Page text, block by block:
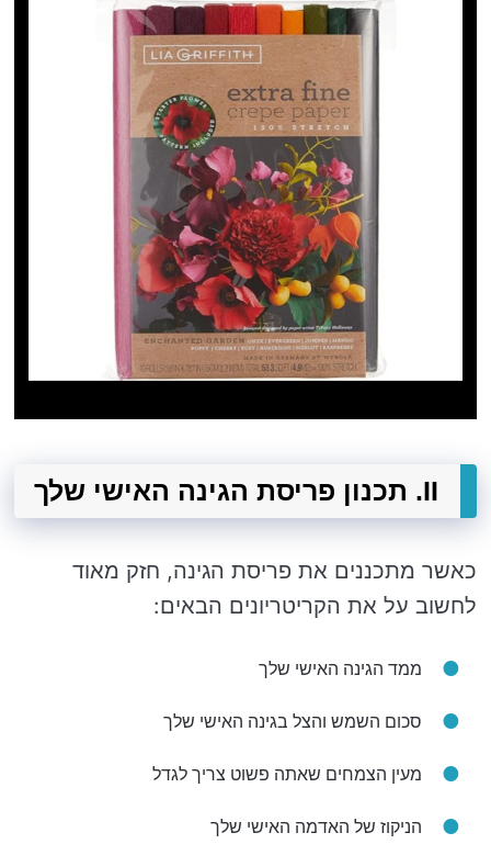
II. תכנון פריסת הגינה האישי שלך
כאשר מתכננים את פריסת הגינה, חזק מאוד
לחשוב על את הקריטריונים הבאים:
ממד הגינה האישי שלך
סכום השמש והצל בגינה האישי שלך
מעין הצמחים שאתה פשוט צריך לגדל
הניקוז של האדמה האישי שלך